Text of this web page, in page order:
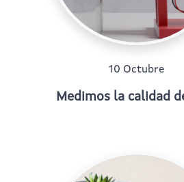
10 Octubre
Medimos la calidad